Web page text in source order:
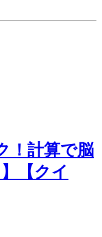
！計算で脳
【クイ